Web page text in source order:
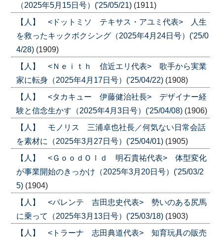
（2025年5月15日号）('25/05/21) (1911)
【人】 <ドットミソ テキサス・アユミ代表> 人生
を救ったキックボクシング（2025年4月24日号）('25/0
4/28) (1909)
【人】 <Ｎｅｉｔｈ 信近エリ代表> 歌手から実業
家に転身（2025年4月17日号）('25/04/22) (1908)
【人】 <タカキュー 伊藤健治社長> デザイナー経
験と信念生かす（2025年4月3日号）('25/04/08) (1906)
【人】 モノリス 三浦卓也社長／何気ない日常会話
を素材に（2025年3月27日号）('25/04/01) (1905)
【人】 <ＧｏｏｄＯｌｄ 明石貴祐代表> 体型変化
が事業開始のきっかけ（2025年3月20日号）('25/03/2
5) (1904)
【人】 <パレンテ 吉田忠史代表> 勢いのある尻馬
に乗って（2025年3月13日号）('25/03/18) (1903)
【人】 <トラーナ 志田典道代表> 知育玩具の販売